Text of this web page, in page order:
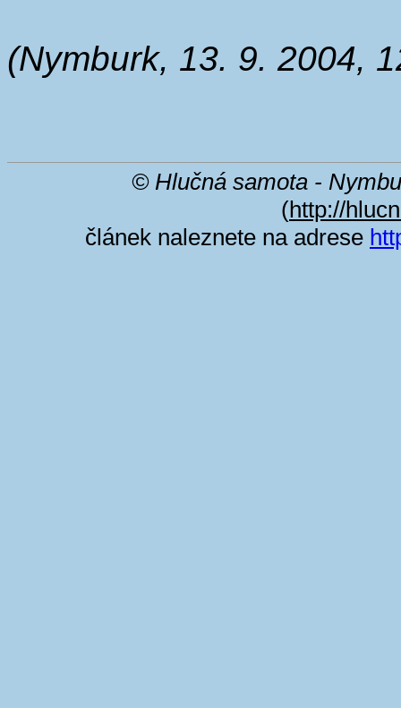
(Nymburk, 13. 9. 2004,
© Hlučná samota -
(http://
článek naleznete na adrese